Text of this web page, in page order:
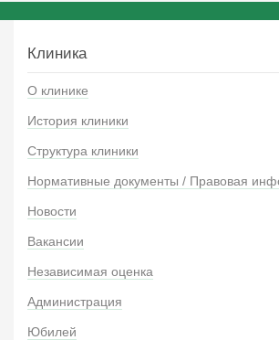
Клиника
О клинике
История клиники
Структура клиники
Нормативные документы / Правовая
Новости
Вакансии
Независимая оценка
Администрация
Юбилей